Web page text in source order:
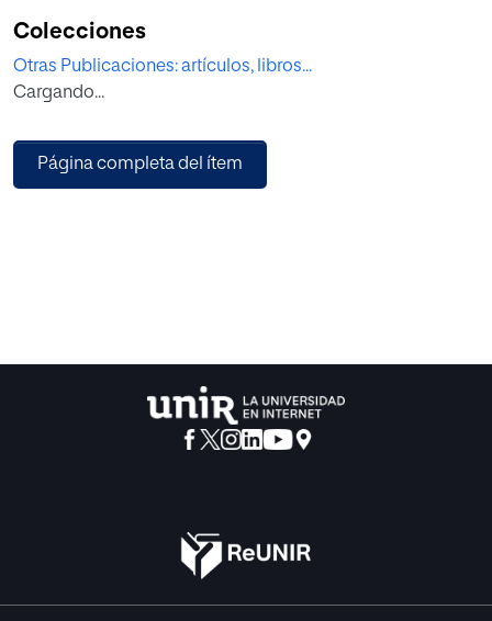
cristiano de virtud en el campo de la psicología teórica y
práctica. La perspectiva es la de una visión de integración
orgánica de los saberes desde la sabiduría cristiana
Colecciones
Otras Publicaciones: artículos, libros...
Cargando...
Página completa del ítem